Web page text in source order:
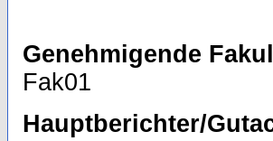
Genehmigende
Fak01
Hauptberichter/